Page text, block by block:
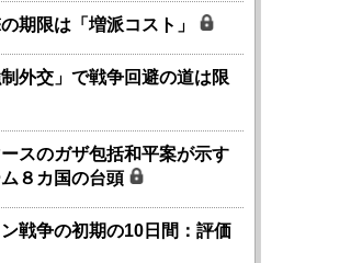
期限は「増派コスト」
外交」で戦争回避の道は限
スのガザ包括和平案が示す
８カ国の台頭
戦争の初期の10日間：評価